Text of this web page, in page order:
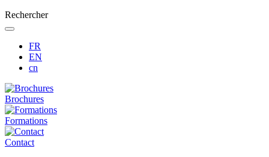
Rechercher
FR
EN
cn
Brochures
Formations
Contact